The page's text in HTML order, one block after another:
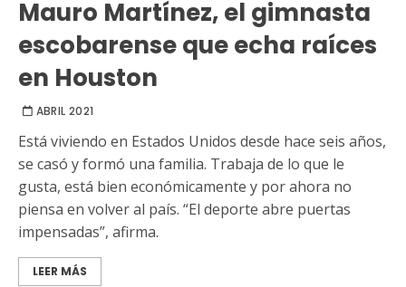
Mauro Martínez, el gimnasta
escobarense que echa raíces
en Houston
ABRIL 2021
Está viviendo en Estados Unidos desde hace seis años,
se casó y formó una familia. Trabaja de lo que le
gusta, está bien económicamente y por ahora no
piensa en volver al país. “El deporte abre puertas
impensadas”, afirma.
LEER MÁS